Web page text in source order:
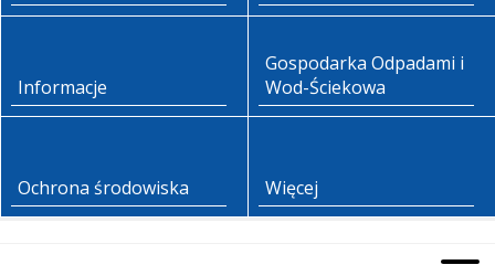
Informacje
Gospodarka Odpadami i
Wod-Ściekowa
Ochrona środowiska Więcej